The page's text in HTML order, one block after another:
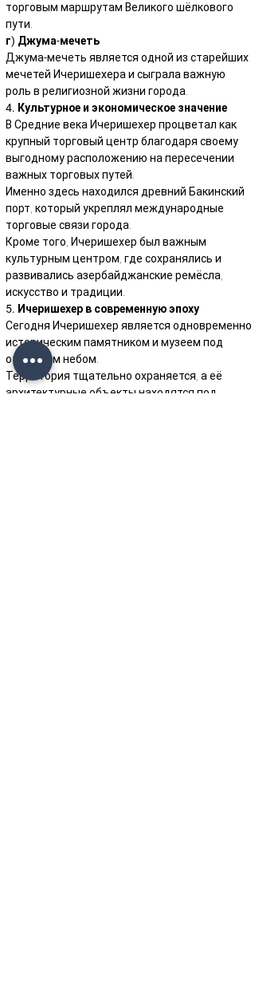
торговым маршрутам Великого шёлкового
пути.
г) Джума-мечеть
Джума-мечеть является одной из старейших
мечетей Ичеришехера и сыграла важную
роль в религиозной жизни города.
4. Культурное и экономическое значение
В Средние века Ичеришехер процветал как
крупный торговый центр благодаря своему
выгодному расположению на пересечении
важных торговых путей.
Именно здесь находился древний Бакинский
порт, который укреплял международные
торговые связи города.
Кроме того, Ичеришехер был важным
культурным центром, где сохранялись и
развивались азербайджанские ремёсла,
искусство и традиции.
5. Ичеришехер в современную эпоху
Сегодня Ичеришехер является одновременно
историческим памятником и музеем под
открытым небом.
Территория тщательно охраняется, а её
архитектурные объекты находятся под